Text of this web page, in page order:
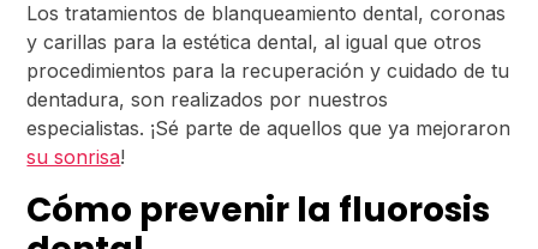
Los tratamientos de blanqueamiento dental, coronas
y carillas para la estética dental, al igual que otros
procedimientos para la recuperación y cuidado de tu
dentadura, son realizados por nuestros
especialistas. ¡Sé parte de aquellos que ya mejoraron
su sonrisa!
Cómo prevenir la fluorosis